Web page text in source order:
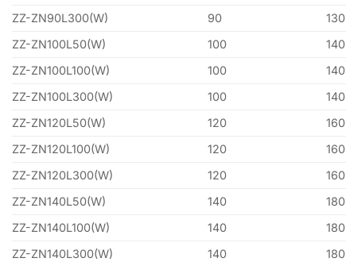
ZZ-ZN90L300(W)
90 130
ZZ-ZN100L50(W)
100 140
ZZ-ZN100L100(W)
100 140
ZZ-ZN100L300(W)
100 140
ZZ-ZN120L50(W)
120 160
ZZ-ZN120L100(W)
120 160
ZZ-ZN120L300(W)
120 160
ZZ-ZN140L50(W)
140 180
ZZ-ZN140L100(W)
140 180
ZZ-ZN140L300(W)
140 180